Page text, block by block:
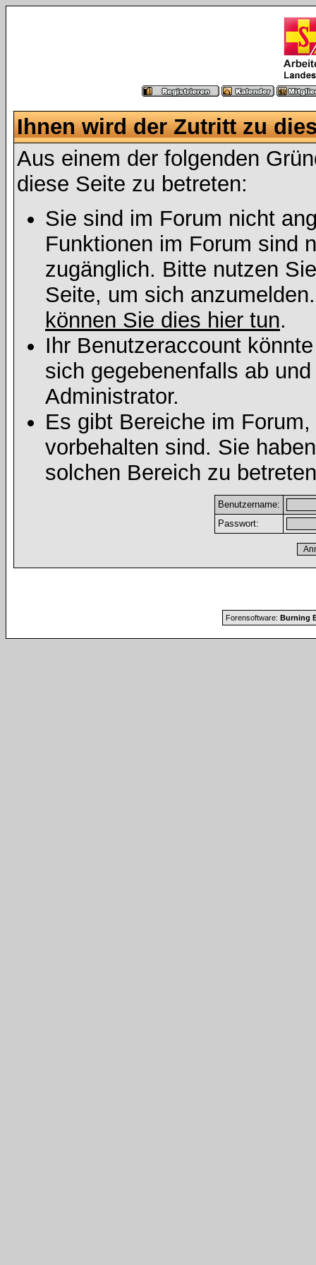
Ihnen wird der Zutritt zu
Aus einem der folgenden
diese Seite zu betreten:
Sie sind im Forum nicht
Funktionen im Forum sind
zugänglich. Bitte nutzen
Seite, um sich
können Sie dies hier tun.
Ihr Benutzeraccount
sich gegebenenfalls ab
Administrator.
Es gibt Bereiche im
vorbehalten sind. Sie
solchen Bereich zu
Benutzername:
Passwort:
Forensoftware: Burning